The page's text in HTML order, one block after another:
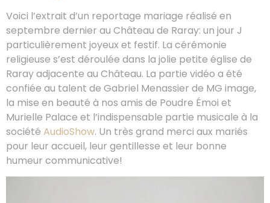
Voici l’extrait d’un reportage mariage réalisé en
septembre dernier au Château de Raray: un jour J
particulièrement joyeux et festif. La cérémonie
religieuse s’est déroulée dans la jolie petite église de
Raray adjacente au Château. La partie vidéo a été
confiée au talent de Gabriel Menassier de MG image,
la mise en beauté à nos amis de Poudre Émoi et
Murielle Palace et l’indispensable partie musicale à la
société AudioShow. Un très grand merci aux mariés
pour leur accueil, leur gentillesse et leur bonne
humeur communicative!